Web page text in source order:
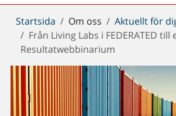
Du
är
här:
Startsida Om oss
Aktuellt för
Från Living Labs i FEDERATED till
Resultatwebbinarium